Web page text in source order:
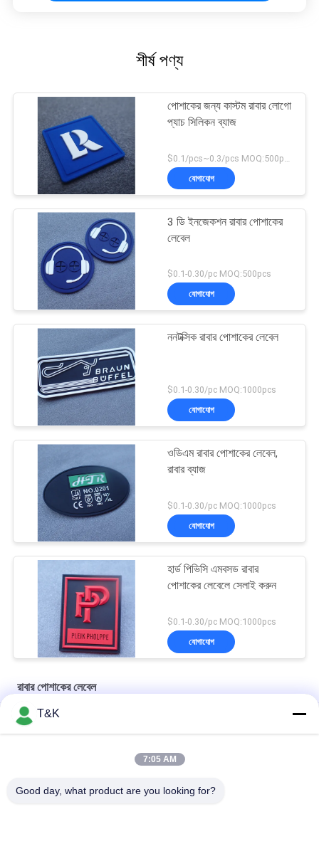
শীর্ষ পণ্য
পোশাকের জন্য কাস্টম রাবার লোগো
প্যাচ সিলিকন ব্যাজ
যোগাযোগ
3 ডি ইনজেকশন রাবার পোশাকের
লেবেল
$0.1-0.30/pc MOQ:500pcs
যোগাযোগ
ননটক্সিক রাবার পোশাকের লেবেল
$0.1-0.30/pc MOQ:1000pcs
যোগাযোগ
ওডিএম রাবার পোশাকের লেবেল,
রাবার ব্যাজ
$0.1-0.30/pc MOQ:1000pcs
যোগাযোগ
হার্ড পিভিসি এমবসড রাবার
পোশাকের লেবেলে সেলাই করুন
$0.1-0.30/pc MOQ:1000pcs
যোগাযোগ
রাবার পোশাকের লেবেল
3D এমবসড লোগো লোগো অন ব্যাজ কাপড় টুপি রাবার সিলিকন তাপ স্থানান্তর
T&K
7:05 AM
Good day, what product are you looking for?